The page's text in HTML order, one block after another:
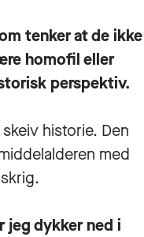
tenker at de ikke
homofil eller
perspektiv.
historie. Den
med
jeg dykker ned i